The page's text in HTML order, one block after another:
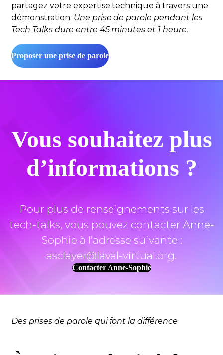
partagez votre expertise technique à travers une
démonstration. Une prise de parole pendant les
Tech Talks dure entre 45 minutes et 1 heure.
Proposer une prise de parole
Vous souhaitez plus
d’informations ?
Pour plus de renseignements sur les
tech-talks, vous pouvez contacter Anne-
Sophie à l’adresse suivante :
asclayer@laval-virtual.org.
Contacter Anne-Sophie
Des prises de parole qui font la différence